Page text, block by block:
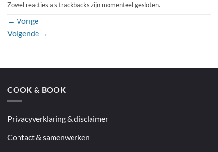
Zowel reacties als trackbacks zijn momenteel gesloten.
← Vorige
Volgende →
COOK & BOOK
Privacyverklaring & disclaimer
Contact & samenwerken